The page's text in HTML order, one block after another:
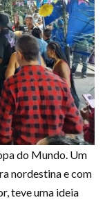
do Mundo. Um
nordestina e com
teve uma ideia